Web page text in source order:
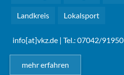
Landkreis Lokalsport
info[at]vkz.de | Tel.: 07042/91950
mehr erfahren